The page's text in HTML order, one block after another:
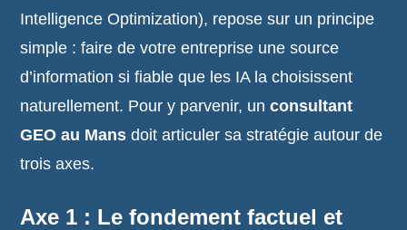
Intelligence Optimization), repose sur un principe
simple : faire de votre entreprise une source
d’information si fiable que les IA la choisissent
naturellement. Pour y parvenir, unconsultant
GEO au Mans doit articuler sa stratégie autour de
trois axes.
Axe 1 : Le fondement factuel et